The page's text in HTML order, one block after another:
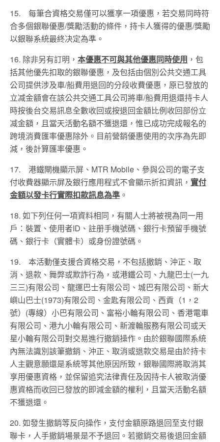
15. 每筆合資格交易僅可以獲享一項優惠，若交易同時符
合多個銀聯優惠/獎勵活動的條件，持卡人獲得的優惠/獎勵
以銀聯系統最終决定為準。
16. 除非另有訂明， 本優惠不可與其他優惠同時使用 ， 包
括其他優先扣取的銀聯優惠 ， 及包括由個別公共交通工具
公司提供涉及車/船費用退回的分段收費優惠，原已發放的
立减金額會在該公共交通工具公司將車/船費用退還持卡人
時按後台交易訊息全數收回或按退回金額比例收回部份立
减金額，且當天活動名額不獲退還 ， 惟已成功完成報名的
跨境消費匯率優惠除外。 目前營銷優惠使用的次序為先即
減，後計算匯率優惠 。
17. 港鐵閘機顯示屏、MTR Mobile、參與公司的電子支
付收費器顯示屏及銀行應用程式不會顯示折扣資訊， 實付
金額以發卡行實際扣款訊息為準 。
18. 如下列任何一項資料相同，有關人士將被視為同一用
戶：裝置、使用者ID 、註册手機號碼、銀行卡預留手機號
碼、銀行卡（實體卡）或身份證號碼。
19. 本活動僅支援合資格交易，不包括撤銷、沖正、取
消、退款、舞弊或欺詐行為，或港鐵公司、九龍巴士(一九
三三)有限公司、龍運巴士有限公司、城巴有限公司、新大
嶼山巴士(1973)有限公司、金匙有限公司、西貢（1，2
號）(專線）小巴有限公司、富裕小輪有限公司、香港電車
有限公司、港九小輪有限公司、新渡輪服務有限公司或天
星小輪有限公司對交易進行撤銷操作。由於銀聯國際系統
內無法識別該筆撤銷、沖正、取消或退款交易是由於持卡
人主觀意願還是系統等其他原因所致，銀聯國際將取消其
享用優惠資格，並保留追究法律責任及因持卡人被取消優
惠資格而收回已發放的即減金額的權利，且當天活動名額
不獲退還。
20. 如發生撤銷等反向操作，支付金額原路退回至支付銀
聯卡，人手撤銷場景是不予退回。若撤銷交易後退回金額